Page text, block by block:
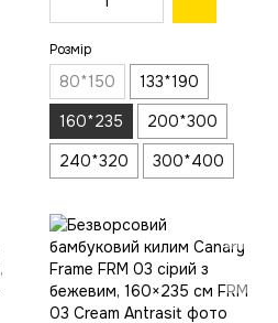
Розмір
80*150
133*190
160*235
200*300
240*320
300*400